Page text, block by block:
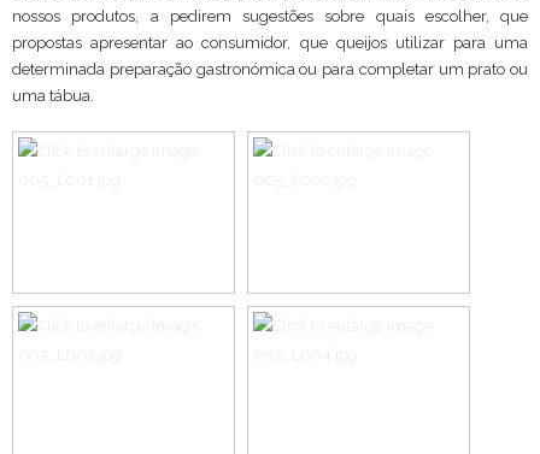
nossos produtos, a pedirem sugestões sobre quais escolher, que
propostas apresentar ao consumidor, que queijos utilizar para uma
determinada preparação gastronómica ou para completar um prato ou
uma tábua.